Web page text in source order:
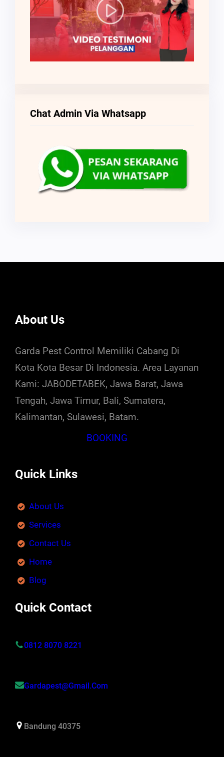
Chat Admin Via Whatsapp
About Us
Garda Pest Control Memiliki Cabang Di
Kota Kota Besar Di Indonesia. Area Layanan
Kami: JABODETABEK, Jawa Barat, Jawa
Tengah, Jawa Timur, Bali, Sumatera,
Kalimantan, Sulawesi, Batam.
BOOKING
Quick Links
About Us
Services
Contact Us
Home
Blog
Quick Contact
0812 8070 8221
Gardapest@gmail.com
Bandung 40375